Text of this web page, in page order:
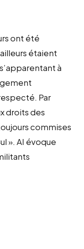
ont été
étaient
à
Par
droits des
commises
». AI évoque